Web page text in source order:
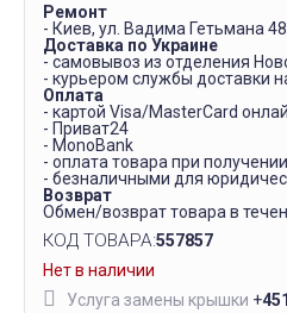
Ремонт
- Киев, ул. Вадима Гетьмана
Доставка по Украине
- самовывоз из отделения
- курьером службы доставки
Оплата
- картой Visa/MasterCard
- Приват24
- MonoBank
- оплата товара при получении
- безналичными для
Возврат
Обмен/возврат товара в
КОД ТОВАРА:557857
Нет в наличии
Услуга замены крышки +